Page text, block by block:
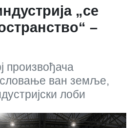
„се
–
произвођача
ван земље,
лоби